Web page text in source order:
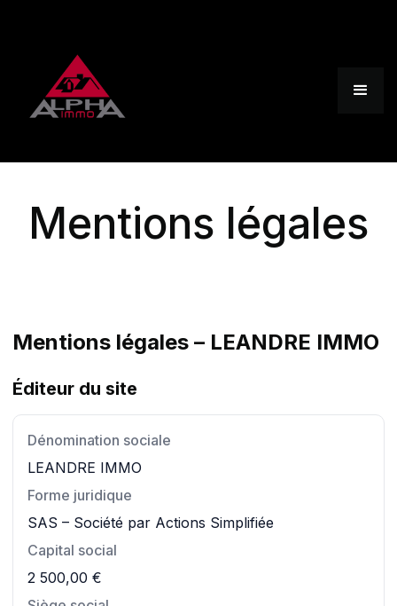
Mentions légales
Mentions légales – LEANDRE IMMO
Éditeur du site
Dénomination sociale
LEANDRE IMMO
Forme juridique
SAS – Société par Actions Simplifiée
Capital social
2 500,00 €